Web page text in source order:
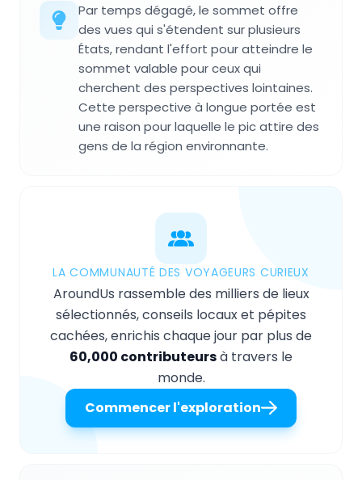
Par temps dégagé, le sommet offre
des vues qui s'étendent sur plusieurs
États, rendant l'effort pour atteindre le
sommet valable pour ceux qui
cherchent des perspectives lointaines.
Cette perspective à longue portée est
une raison pour laquelle le pic attire des
gens de la région environnante.
LA COMMUNAUTÉ DES VOYAGEURS CURIEUX
AroundUs rassemble des milliers de lieux
sélectionnés, conseils locaux et pépites
cachées, enrichis chaque jour par plus de
60,000 contributeursà travers le
monde.
Commencer l'exploration